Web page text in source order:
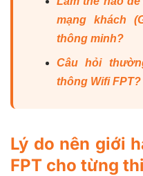
mạng khách
thông minh?
Câu hỏi
thông Wifi FPT?
Lý do nên giới
FPT cho từng